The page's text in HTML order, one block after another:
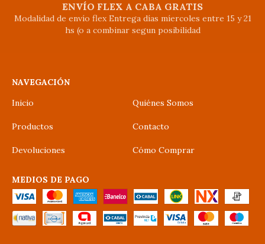
ENVÍO FLEX A CABA GRATIS
Modalidad de envío flex Entrega días míercoles entre 15 y 21
hs (o a combinar segun posibilidad
NAVEGACIÓN
Inicio
Quiénes Somos
Productos Contacto
Devoluciones Cómo Comprar
MEDIOS DE PAGO